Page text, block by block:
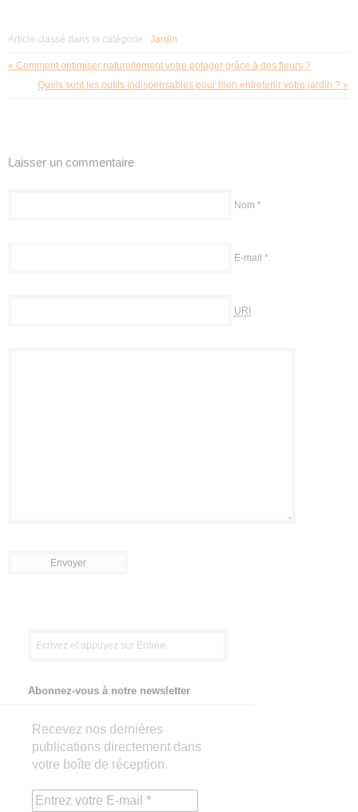
Article classé dans la catégorie : Jardin
« Comment optimiser naturellement votre potager grâce à des fleurs ?
Quels sont les outils indispensables pour bien entretenir votre jardin ? »
Laisser un commentaire
Nom *
E-mail *
URI
Abonnez-vous à notre newsletter
Recevez nos dernières
publications directement dans
votre boîte de réception.